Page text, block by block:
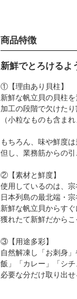
商品特徴
新鮮でとろけるよ
①【理由あり貝柱】
新鮮な帆立貝の貝柱
加工の段階で欠けた
（小粒なものも含まれ
もちろん、味や鮮度
但し、業務筋からの
②【素材と鮮度】
使用しているのは、宗
日本列島の最北端・
新鮮な帆立貝からす
獲れたて新鮮だから
③【用途多彩】
自然解凍し「お刺身
飯」「カレー」「シ
必要な分だけ取り出